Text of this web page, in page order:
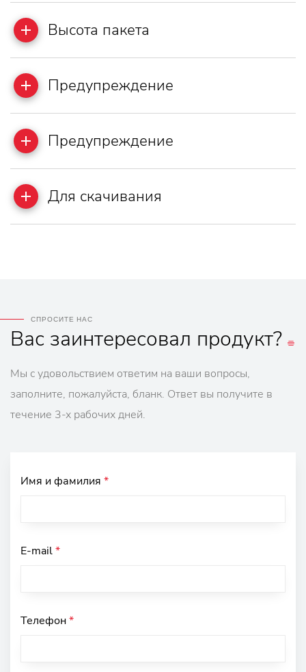
Высота пакета
Предупреждение
Предупреждение
Для скачивания
СПРОСИТЕ НАС
Вас заинтересовал продукт?
Мы с удовольствием ответим на ваши вопросы,
заполните, пожалуйста, бланк. Ответ вы получите в
течение 3-х рабочих дней.
Имя и фамилия *
E-mail*
Телефон*